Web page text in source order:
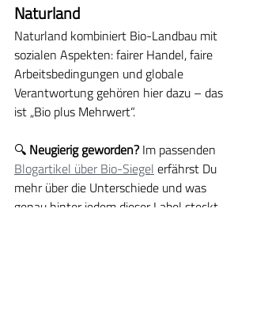
Naturland
Naturland kombiniert Bio-Landbau mit
sozialen Aspekten: fairer Handel, faire
Arbeitsbedingungen und globale
Verantwortung gehören hier dazu – das
ist „Bio plus Mehrwert“.
🔍 Neugierig geworden? Im passenden
Blogartikel über Bio-Siegel erfährst Du
mehr über die Unterschiede und was
genau hinter jedem dieser Label steckt.